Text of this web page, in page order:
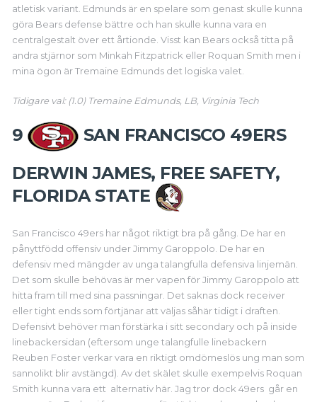
atletisk variant. Edmunds är en spelare som genast skulle kunna
göra Bears defense bättre och han skulle kunna vara en
centralgestalt över ett årtionde. Visst kan Bears också titta på
andra stjärnor som Minkah Fitzpatrick eller Roquan Smith men i
mina ögon är Tremaine Edmunds det logiska valet.
Tidigare val: (1.0) Tremaine Edmunds, LB, Virginia Tech
9
SAN FRANCISCO 49ERS
DERWIN JAMES, FREE SAFETY,
FLORIDA STATE
San Francisco 49ers har något riktigt bra på gång. De har en
pånyttfödd offensiv under Jimmy Garoppolo. De har en
defensiv med mängder av unga talangfulla defensiva linjemän.
Det som skulle behövas är mer vapen för Jimmy Garoppolo att
hitta fram till med sina passningar. Det saknas dock receiver
eller tight ends som förtjänar att väljas såhär tidigt i draften.
Defensivt behöver man förstärka i sitt secondary och på inside
linebackersidan (eftersom unge talangfulle linebackern
Reuben Foster verkar vara en riktigt omdömeslös ung man som
sannolikt blir avstängd). Av det skälet skulle exempelvis Roquan
Smith kunna vara ett alternativ här. Jag tror dock 49ers går en